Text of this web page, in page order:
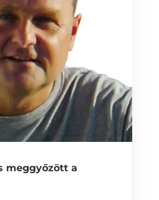
meggyőzött a